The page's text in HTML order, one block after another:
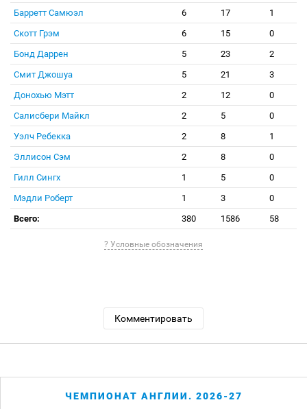
Барретт Самюэл
6 17
1
Скотт Грэм
6 15
0
Бонд Даррен
5 23
2
Смит Джошуа
5 21
3
Донохью Мэтт
2 12
0
Салисбери Майкл
2 5
0
Уэлч Ребекка
2 8
1
Эллисон Сэм
2 8
0
Гилл Сингх
1 5
0
Мэдли Роберт
1 3
0
Всего:
380 1586 58
? Условные обозначения
Комментировать
ЧЕМПИОНАТ АНГЛИИ. 2026-27